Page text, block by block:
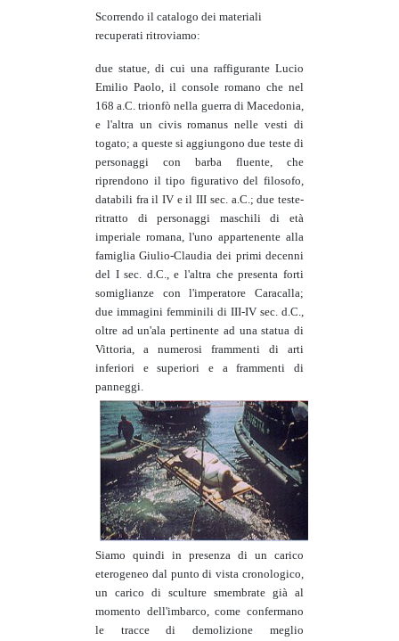
Scorrendo il catalogo dei materiali
recuperati ritroviamo:
due statue, di cui una raffigurante Lucio
Emilio Paolo, il console romano che nel
168 a.C. trionfò nella guerra di Macedonia,
e l'altra un civis romanus nelle vesti di
togato; a queste si aggiungono due teste di
personaggi con barba fluente, che
riprendono il tipo figurativo del filosofo,
databili fra il IV e il III sec. a.C.; due teste-
ritratto di personaggi maschili di età
imperiale romana, l'uno appartenente alla
famiglia Giulio-Claudia dei primi decenni
del I sec. d.C., e l'altra che presenta forti
somiglianze con l'imperatore Caracalla;
due immagini femminili di III-IV sec. d.C.,
oltre ad un'ala pertinente ad una statua di
Vittoria, a numerosi frammenti di arti
inferiori e superiori e a frammenti di
panneggi.
Siamo quindi in presenza di un carico
eterogeneo dal punto di vista cronologico,
un carico di sculture smembrate già al
momento dell'imbarco, come confermano
le tracce di demolizione meglio